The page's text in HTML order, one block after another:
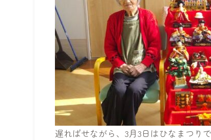
遅ればせながら、3月3日はひなまつりで